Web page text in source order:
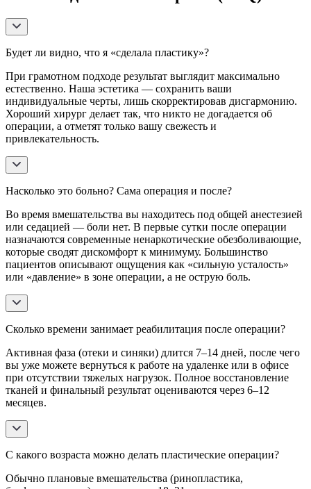
Будет ли видно, что я «сделала пластику»?
При грамотном подходе результат выглядит максимально
естественно. Наша эстетика — сохранить ваши
индивидуальные черты, лишь скорректировав дисгармонию.
Хороший хирург делает так, что никто не догадается об
операции, а отметят только вашу свежесть и
привлекательность.
Насколько это больно? Сама операция и после?
Во время вмешательства вы находитесь под общей анестезией
или седацией — боли нет. В первые сутки после операции
назначаются современные ненаркотические обезболивающие,
которые сводят дискомфорт к минимуму. Большинство
пациентов описывают ощущения как «сильную усталость»
или «давление» в зоне операции, а не острую боль.
Сколько времени занимает реабилитация после операции?
Активная фаза (отеки и синяки) длится 7–14 дней, после чего
вы уже можете вернуться к работе на удаленке или в офисе
при отсутствии тяжелых нагрузок. Полное восстановление
тканей и финальный результат оцениваются через 6–12
месяцев.
С какого возраста можно делать пластические операции?
Обычно плановые вмешательства (ринопластика,